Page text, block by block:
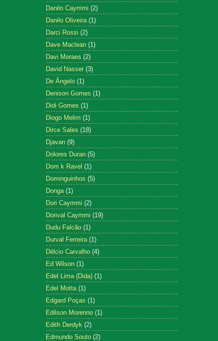
Danilo Caymmi (2)
Danilo Oliveira (1)
Darci Rossi (2)
Dave Maclean (1)
Davi Moraes (2)
David Nasser (3)
De Ângelo (1)
Denison Gomes (1)
Didi Gomes (1)
Diogo Melim (1)
Dirce Sales (18)
Djavan (9)
Dolores Duran (5)
Dom k Ravel (1)
Dominguinhos (5)
Donga (1)
Dori Caymmi (2)
Dorival Caymmi (19)
Dudu Falcão (1)
Durval Ferreira (1)
Délcio Carvalho (4)
Ed Wilson (1)
Edel Lima (Dida) (1)
Edel Motta (1)
Edgard Poças (1)
Edilson Morenno (1)
Edith Derdyk (2)
Edmundo Souto (2)